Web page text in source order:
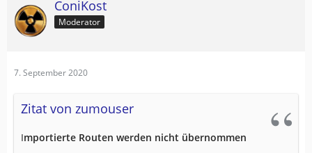
ConiKost
Moderator
7. September 2020
Zitat von zumouser
Importierte Routen werden nicht übernommen